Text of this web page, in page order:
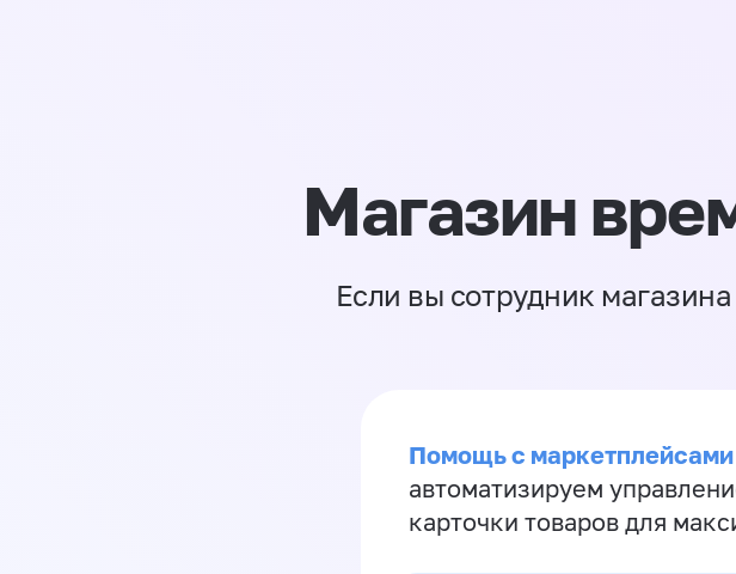
Магазин
Если вы сотрудник
Помощь с маркетплейсами
автоматизируем
карточки товаров для